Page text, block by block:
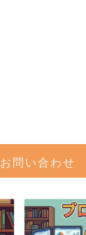
お問い合わせ